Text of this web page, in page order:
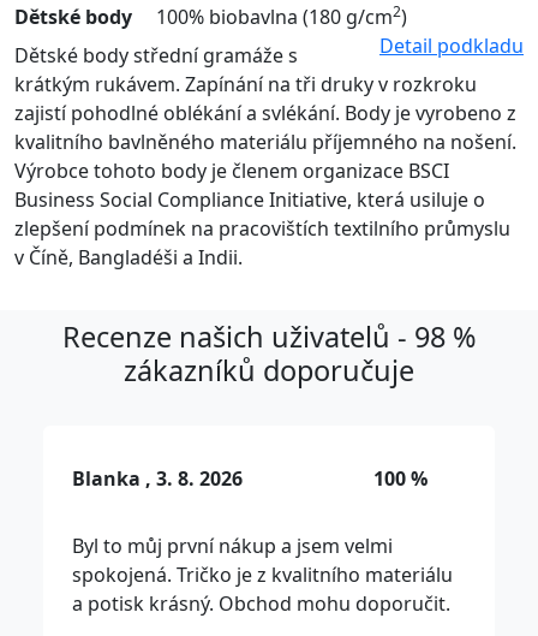
Dětské body 100% biobavlna (180 g/cm2)
Detail podkladu
Dětské body střední gramáže s
krátkým rukávem. Zapínání na tři druky v rozkroku
zajistí pohodlné oblékání a svlékání. Body je vyrobeno z
kvalitního bavlněného materiálu příjemného na nošení.
Výrobce tohoto body je členem organizace BSCI
Business Social Compliance Initiative, která usiluje o
zlepšení podmínek na pracovištích textilního průmyslu
v Číně, Bangladéši a Indii.
Recenze našich uživatelů - 98 %
zákazníků doporučuje
Blanka , 3. 8. 2026 100 %
Byl to můj první nákup a jsem velmi
spokojená. Tričko je z kvalitního materiálu
a potisk krásný. Obchod mohu doporučit.